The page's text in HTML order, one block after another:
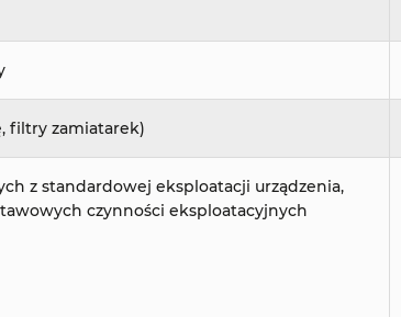
filtry zamiatarek)
z standardowej eksploatacji urządzenia,
czynności eksploatacyjnych